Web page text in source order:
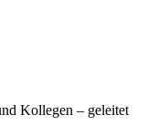
Kollegen – geleitet